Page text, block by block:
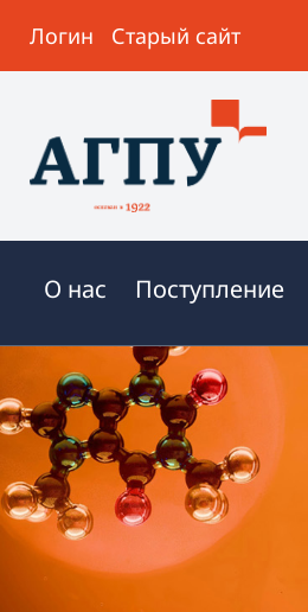
Логин Старый сайт
О нас Поступление